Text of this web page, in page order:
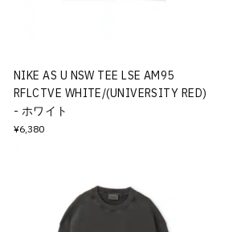
NIKE AS U NSW TEE LSE AM95
RFLCTVE WHITE/(UNIVERSITY RED)
- ホワイト
¥6,380